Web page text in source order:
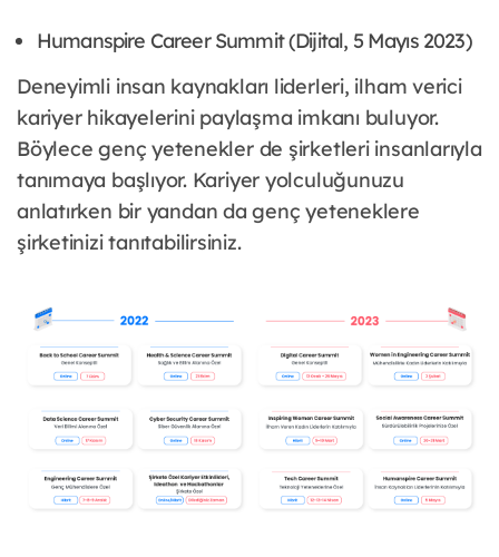
Humanspire Career Summit (Dijital, 5 Mayıs 2023)
Deneyimli insan kaynakları liderleri, ilham verici
kariyer hikayelerini paylaşma imkanı buluyor.
Böylece genç yetenekler de şirketleri insanlarıyla
tanımaya başlıyor. Kariyer yolculuğunuzu
anlatırken bir yandan da genç yeteneklere
şirketinizi tanıtabilirsiniz.